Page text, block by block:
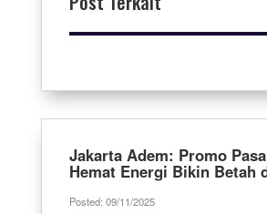
Jakarta Adem: Promo
Hemat Energi Bikin Betah
Posted: 09/11/2025